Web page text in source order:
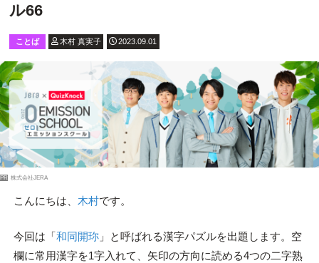
ル66
ことば 木村 真実子 2023.09.01
PR 株式会社JERA
こんにちは、 木村です。
今回は「和同開珎」と呼ばれる漢字パズルを出題します。空
欄に常用漢字を1字入れて、矢印の方向に読める4つの二字熟